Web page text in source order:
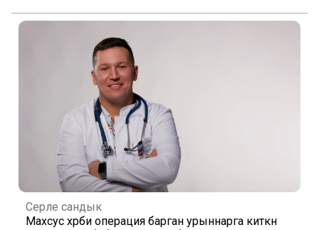
Серле сандык
Махсус хәрби операция барган урыннарга киткән